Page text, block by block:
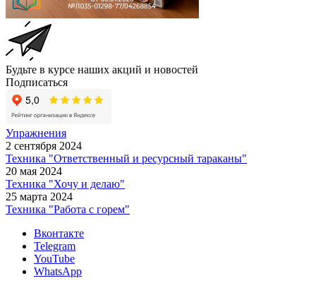
Будьте в курсе наших акций и новостей
Подписаться
Упражнения
2 сентября 2024
Техника "Ответственный и ресурсный тараканы"
20 мая 2024
Техника "Хочу и делаю"
25 марта 2024
Техника "Работа с горем"
Вконтакте
Telegram
YouTube
WhatsApp